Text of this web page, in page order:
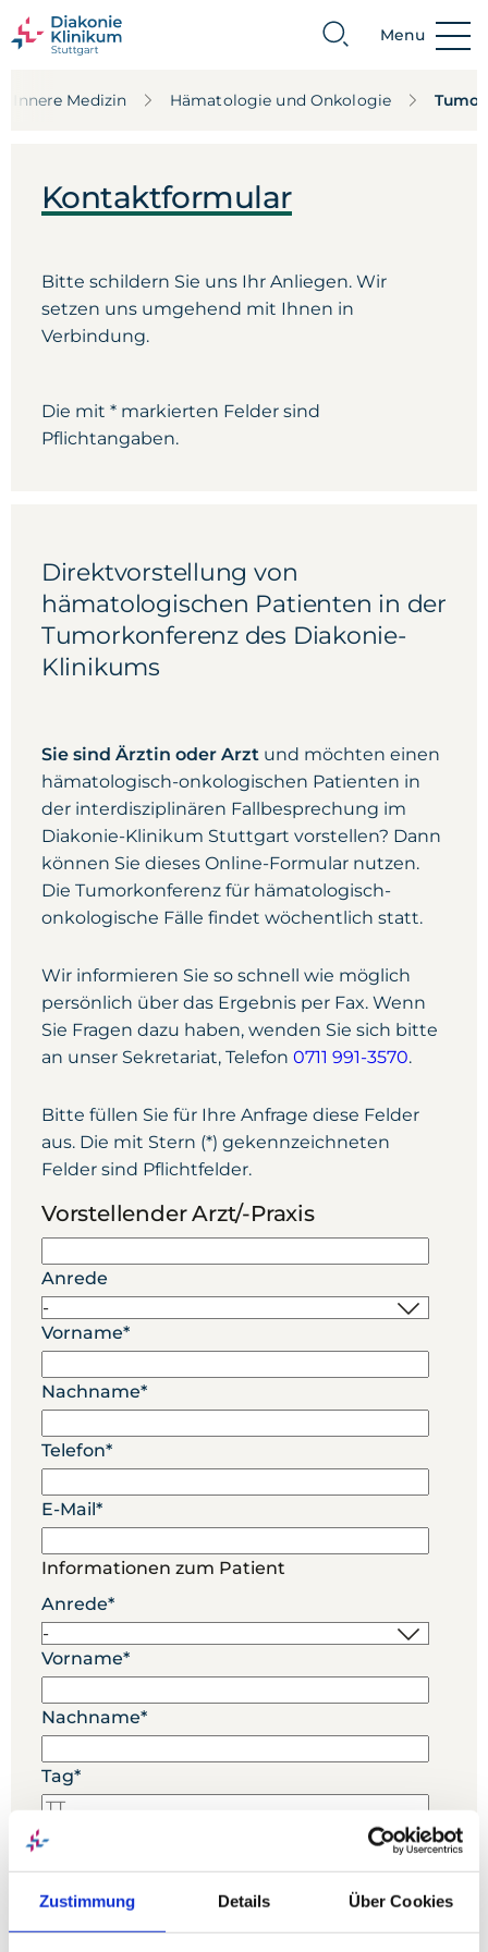
Zustimmung Details Über Cookies
Suche Menu
Innere Medizin Hämatologie und Onkologie
Kontaktformular
Bitte schildern Sie uns Ihr Anliegen. Wir
setzen uns umgehend mit Ihnen in
Verbindung.
Die mit * markierten Felder sind
Pflichtangaben.
Direktvorstellung von
hämatologischen Patienten in der
Tumorkonferenz des Diakonie-
Klinikums
Sie sind Ärztin oder Arztund möchten einen
hämatologisch-onkologischen Patienten in
der interdisziplinären Fallbesprechung im
Diakonie-Klinikum Stuttgart vorstellen? Dann
können Sie dieses Online-Formular nutzen.
Die Tumorkonferenz für hämatologisch-
onkologische Fälle findet wöchentlich statt.
Wir informieren Sie so schnell wie möglich
persönlich über das Ergebnis per Fax. Wenn
Sie Fragen dazu haben, wenden Sie sich bitte
an unser Sekretariat, Telefon 0711 991-3570.
Bitte füllen Sie für Ihre Anfrage diese Felder
aus. Die mit Stern (*) gekennzeichneten
Felder sind Pflichtfelder.
Vorstellender Arzt/-Praxis
Anrede
Vorname*
Nachname*
Telefon*
E-Mail*
Informationen zum Patient
Anrede*
Vorname*
Nachname*
Tag*
Monat
Jahr*